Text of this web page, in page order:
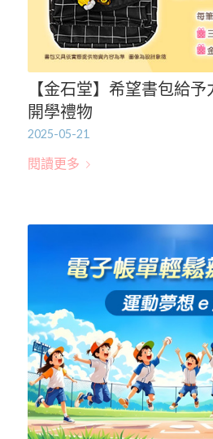
【金石堂】希望書包給
開學禮物
2025-05-21
閱讀更多